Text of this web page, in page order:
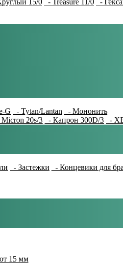
15/0 - Treasure 11/0 -
G - Tytan/Lantan
- Мононить
Micron 20s/3 - Капрон 300D/3 -
- Застежки - Концевики для
15 мм